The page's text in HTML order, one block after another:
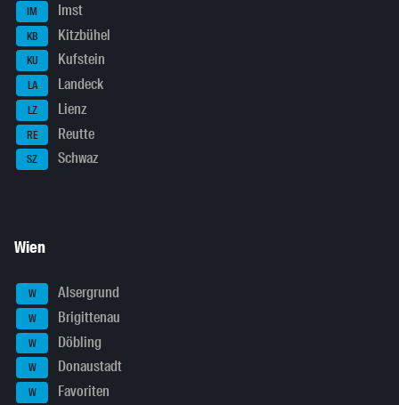
IM Imst
KB Kitzbühel
KU Kufstein
LA Landeck
LZ Lienz
RE Reutte
SZ Schwaz
Wien
W Alsergrund
W Brigittenau
W Döbling
W Donaustadt
W Favoriten